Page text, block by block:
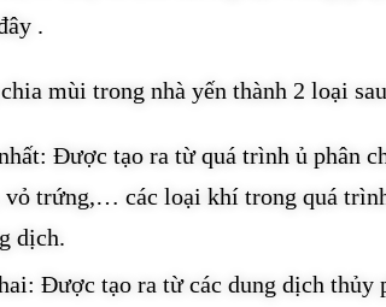
.
mùi trong nhà yến thành 2 loại
Được tạo ra từ quá trình ủ phân
vỏ trứng,… các loại khí trong quá
dịch.
Được tạo ra từ các dung dịch thủy